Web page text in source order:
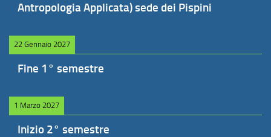
Antropologia Applicata) sede dei Pispini
22 Gennaio 2027
Fine 1° semestre
1 Marzo 2027
Inizio 2° semestre